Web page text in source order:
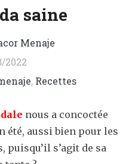
saine
Menaje
2022
, Recettes
nous a concoctée
été, aussi bien pour les
puisqu’il s’agit de sa